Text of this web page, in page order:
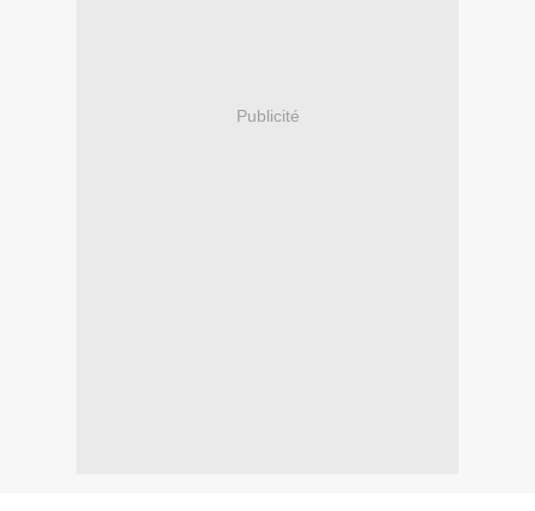
Publicité